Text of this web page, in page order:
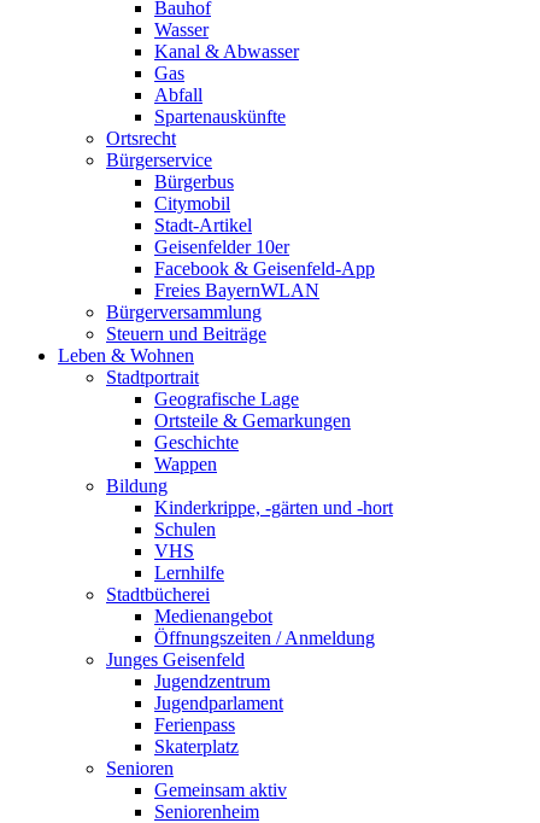
Bauhof
Wasser
Kanal & Abwasser
Gas
Abfall
Spartenauskünfte
Ortsrecht
Bürgerservice
Bürgerbus
Citymobil
Stadt-Artikel
Geisenfelder 10er
Facebook & Geisenfeld-App
Freies BayernWLAN
Bürgerversammlung
Steuern und Beiträge
Leben & Wohnen
Stadtportrait
Geografische Lage
Ortsteile & Gemarkungen
Geschichte
Wappen
Bildung
Kinderkrippe, -gärten und -hort
Schulen
VHS
Lernhilfe
Stadtbücherei
Medienangebot
Öffnungszeiten / Anmeldung
Junges Geisenfeld
Jugendzentrum
Jugendparlament
Ferienpass
Skaterplatz
Senioren
Gemeinsam aktiv
Seniorenheim